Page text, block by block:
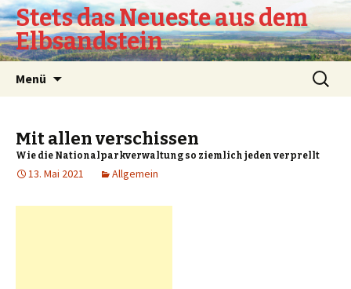
Stets das Neueste aus dem
Elbsandstein
Menü
Suchen
nach:
Mit allen verschissen
Wie die Nationalparkverwaltung so ziemlich jeden verprellt
13. Mai 2021 Allgemein